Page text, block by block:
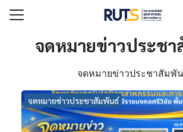
บวิทยาลัยฯ
จดหมายข่าวประช
จดหมายข่าวประชาสัมพั
จดหมายข่าวประชาสัมพันธ์